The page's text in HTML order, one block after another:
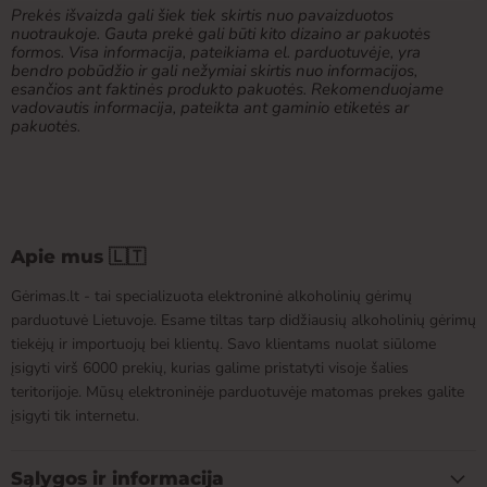
Prekės išvaizda gali šiek tiek skirtis nuo pavaizduotos
nuotraukoje. Gauta prekė gali būti kito dizaino ar pakuotės
formos. Visa informacija, pateikiama el. parduotuvėje, yra
bendro pobūdžio ir gali nežymiai skirtis nuo informacijos,
esančios ant faktinės produkto pakuotės. Rekomenduojame
vadovautis informacija, pateikta ant gaminio etiketės ar
pakuotės.
Apie mus 🇱🇹
Gėrimas.lt - tai specializuota elektroninė alkoholinių gėrimų
parduotuvė Lietuvoje. Esame tiltas tarp didžiausių alkoholinių gėrimų
tiekėjų ir importuojų bei klientų. Savo klientams nuolat siūlome
įsigyti virš 6000 prekių, kurias galime pristatyti visoje šalies
teritorijoje. Mūsų elektroninėje parduotuvėje matomas prekes galite
įsigyti tik internetu.
Sąlygos ir informacija